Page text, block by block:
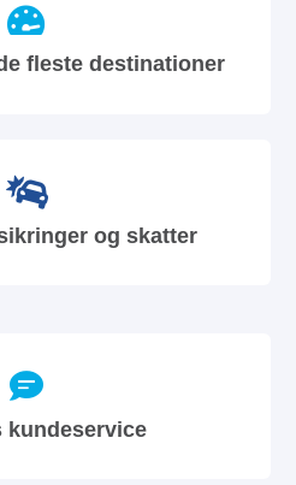
fleste destinationer
og skatter
kundeservice